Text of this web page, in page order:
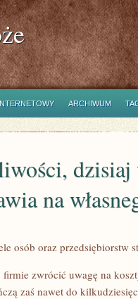
ARCHIWUM
na
osób oraz przedsiębiorstw
zwrócić uwagę na
zaś nawet do